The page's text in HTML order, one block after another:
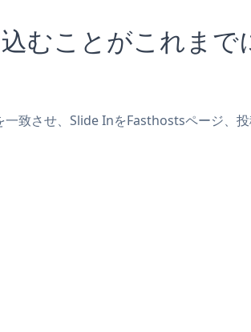
ことがこれまで
致させ、Slide InをFasthostsページ、